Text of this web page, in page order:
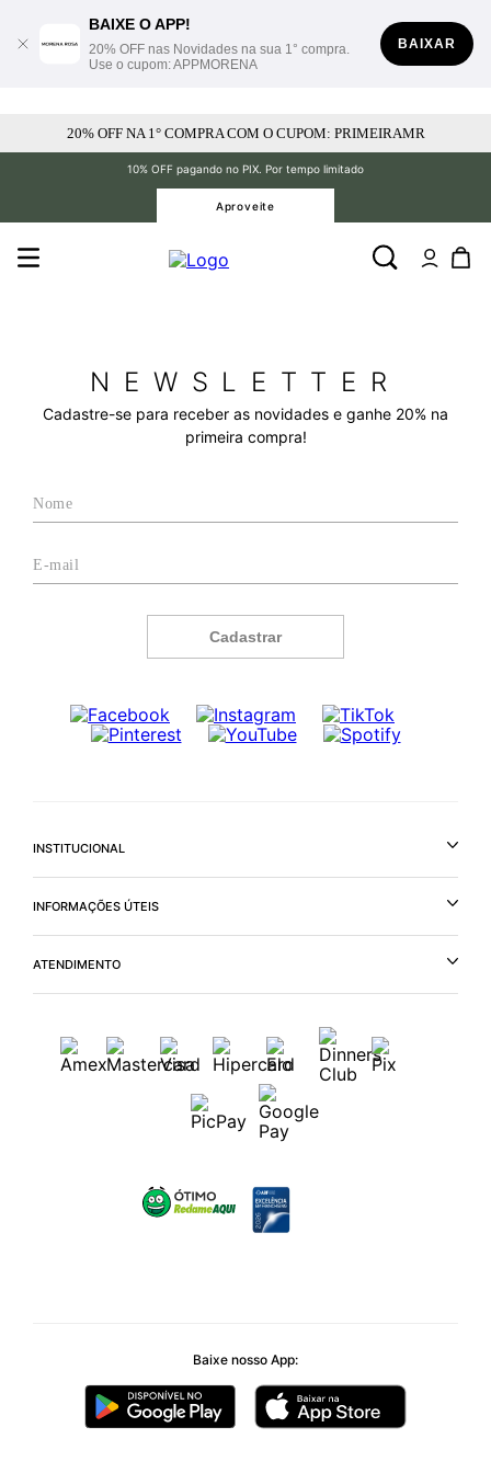
BAIXE O APP!
20% OFF nas Novidades na sua 1° compra.
Use o cupom: APPMORENA
BAIXAR
20% OFF NA 1° COMPRA COM O CUPOM: PRIMEIRAMR
10% OFF pagando no PIX. Por tempo limitado
Aproveite
NEWSLETTER
Cadastre-se para receber as novidades e ganhe 20% na
primeira compra!
Cadastrar
INSTITUCIONAL
INFORMAÇÕES ÚTEIS
ATENDIMENTO
Baixe nosso App: